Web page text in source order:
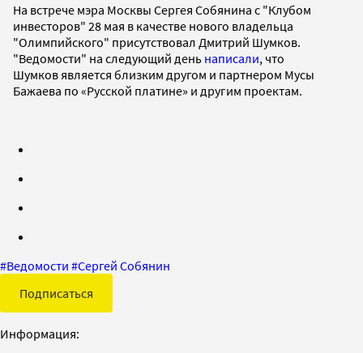
На встрече мэра Москвы Сергея Собянина с "Клубом
инвесторов" 28 мая в качестве нового владельца
"Олимпийского" присутствовал Дмитрий Шумков.
"Ведомости" на следующий день написали, что
Шумков является близким другом и партнером Мусы
Бажаева по «Русской платине» и другим проектам.
#Ведомости #Сергей Собянин
Подписаться
Информация: